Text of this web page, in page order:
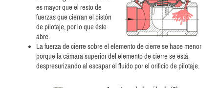
es mayor que el resto de
fuerzas que cierran el pistón
de pilotaje, por lo que éste
abre.
La fuerza de cierresobre el elementode cierrese hace menor
porque la cámara superior del elemento de cierre se está
despresurizando al escapar el fluído por el orificio de pilotaje.